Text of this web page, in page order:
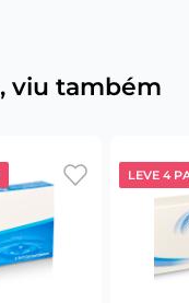
viu também
LEVE 4